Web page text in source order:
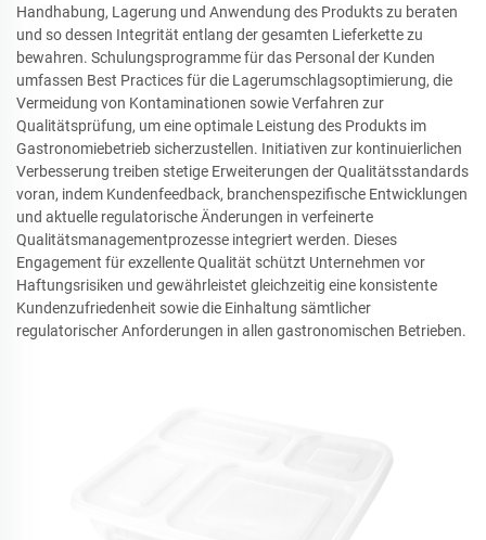
Handhabung, Lagerung und Anwendung des Produkts zu beraten
und so dessen Integrität entlang der gesamten Lieferkette zu
bewahren. Schulungsprogramme für das Personal der Kunden
umfassen Best Practices für die Lagerumschlagsoptimierung, die
Vermeidung von Kontaminationen sowie Verfahren zur
Qualitätsprüfung, um eine optimale Leistung des Produkts im
Gastronomiebetrieb sicherzustellen. Initiativen zur kontinuierlichen
Verbesserung treiben stetige Erweiterungen der Qualitätsstandards
voran, indem Kundenfeedback, branchenspezifische Entwicklungen
und aktuelle regulatorische Änderungen in verfeinerte
Qualitätsmanagementprozesse integriert werden. Dieses
Engagement für exzellente Qualität schützt Unternehmen vor
Haftungsrisiken und gewährleistet gleichzeitig eine konsistente
Kundenzufriedenheit sowie die Einhaltung sämtlicher
regulatorischer Anforderungen in allen gastronomischen Betrieben.